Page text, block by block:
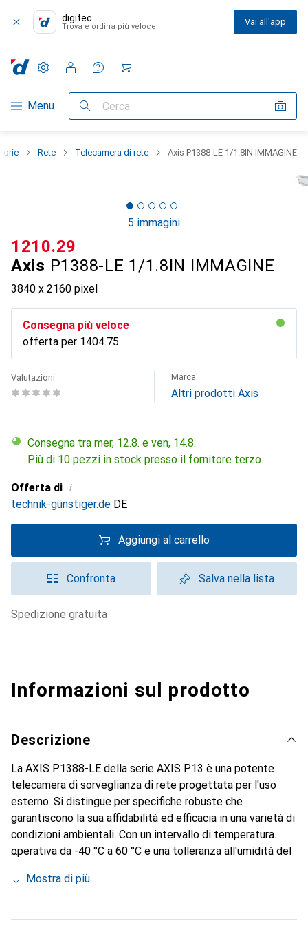
digitec
Trova e ordina più veloce Vai all'app
Categoria Navigazione
Menu Cerca
Impostazioni
Conto cliente
Liste di confronto
Liste dei desideri
Carrello
Rete Telecamera di rete Axis P1388-LE 1/1.8IN IMMAGINE
5 immagini
Axis P1388-LE 1/1.8IN IMMAGINE
3840 x 2160 pixel
CHF
1210.29
Consegna più veloce
offerta per CHF
1404.75
Valutazioni Marca
Altri prodotti Axis
Consegna tra mer, 12.8. e ven, 14.8.
Più di 10 pezzi in stock presso il fornitore terzo
Offerta di i
technik-günstiger.de DE
Aggiungi al carrello
Confronta Salva nella lista
spedizione gratuita
Informazioni sul prodotto
Descrizione
La AXIS P1388-LE della serie AXIS P13 è una potente
telecamera di sorveglianza di rete progettata per l'uso
esterno. Si distingue per specifiche robuste che
garantiscono la sua affidabilità ed efficacia in una varietà di
condizioni ambientali. Con un intervallo di temperatura
operativa da -40 °C a 60 °C e una tolleranza all'umidità del
meteorologiche estreme. La telecamera offre
3840 x 2160 pixel, supportata da tecnologie come
Mostra di più